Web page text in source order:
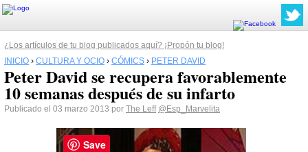
¿Los artículos de tu blog publicados aquí? ¡Propón tu blog!
INICIO › CULTURA Y OCIO › CÓMICS › PETER DAVID
Peter David se recupera favorablemente
10 semanas después de su infarto
Publicado el 03 marzo 2013 por The Leff @Esp_Marvelita
Save